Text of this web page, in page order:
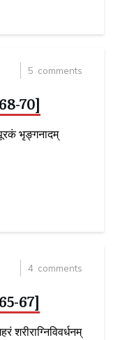
5 comments
70]
पूरकं भृङ्गनादम्
4 comments
67]
शरीराग्निविवर्धनम्